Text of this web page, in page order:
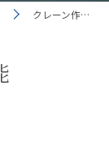
クレーン作動不能